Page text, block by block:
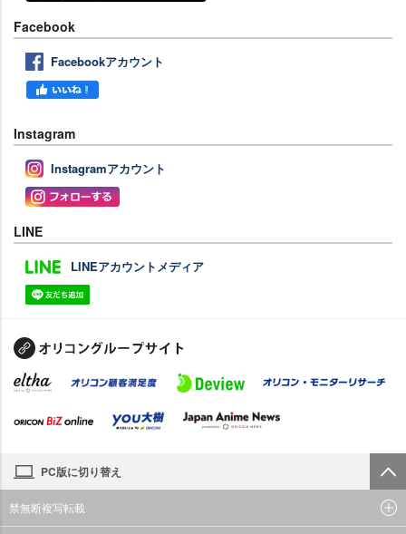
Facebook
Facebookアカウント
Instagram
Instagramアカウント
LINE
LINEアカウントメディア
PC版に切り替え
禁無断複写転載